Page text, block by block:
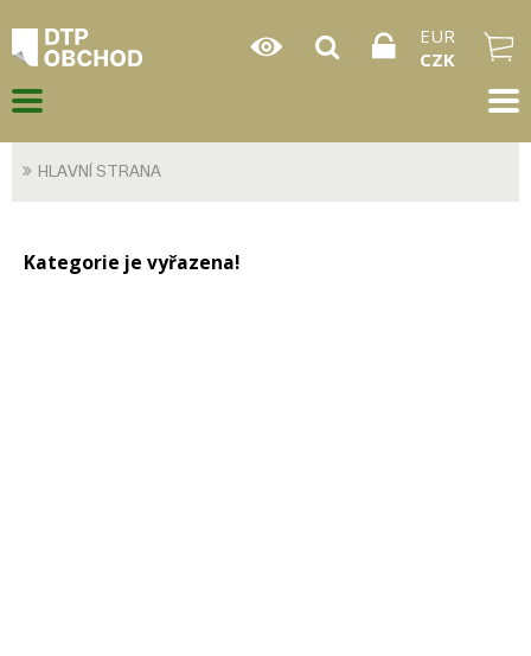
EUR
CZK
HLAVNÍ STRANA
Kategorie je vyřazena!